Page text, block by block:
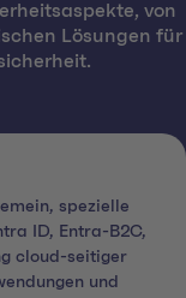
von
Lösungen für
spezielle
ID, Entra-B2C,
cloud-seitiger
und